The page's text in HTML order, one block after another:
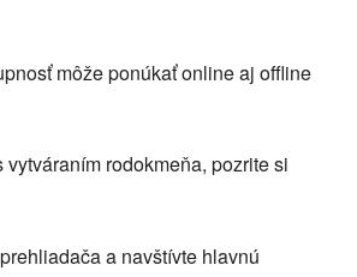
môže ponúkať online aj offline
vytváraním rodokmeňa, pozrite si
a navštívte hlavnú